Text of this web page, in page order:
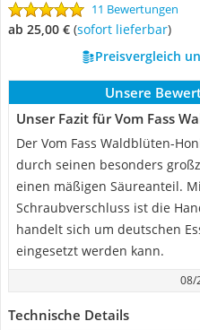
11 Bewertungen
ab 25,00 € ( Sofort lieferbar)
Preisvergleich
Unsere
Unser Fazit für Vom Fass
Der Vom Fass Waldblüten-
durch seinen besonders
einen mäßigen Säureanteil.
Schraubverschluss ist die
handelt sich um deutschen
eingesetzt werden kann.
08/
Technische Details